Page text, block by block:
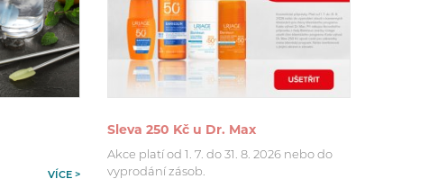
VÍCE >
Sleva 250 Kč u Dr. Max
Akce platí od 1. 7. do 31. 8. 2026 nebo do
vyprodání zásob.